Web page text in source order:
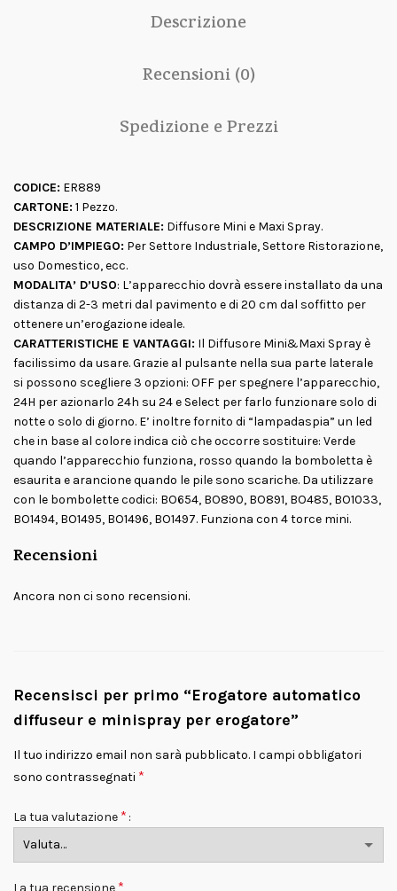
Descrizione
Recensioni (0)
Spedizione e Prezzi
CODICE: ER889
CARTONE: 1 Pezzo.
DESCRIZIONE MATERIALE: Diffusore Mini e Maxi Spray.
CAMPO D’IMPIEGO: Per Settore Industriale, Settore Ristorazione,
uso Domestico, ecc.
MODALITA’ D’USO: L’apparecchio dovrà essere installato da una
distanza di 2-3 metri dal pavimento e di 20 cm dal soffitto per
ottenere un’erogazione ideale.
CARATTERISTICHE E VANTAGGI: Il Diffusore Mini&Maxi Spray è
facilissimo da usare. Grazie al pulsante nella sua parte laterale
si possono scegliere 3 opzioni: OFF per spegnere l’apparecchio,
24H per azionarlo 24h su 24 e Select per farlo funzionare solo di
notte o solo di giorno. E’ inoltre fornito di “lampadaspia” un led
che in base al colore indica ciò che occorre sostituire: Verde
quando l’apparecchio funziona, rosso quando la bomboletta è
esaurita e arancione quando le pile sono scariche. Da utilizzare
con le bombolette codici: BO654, BO890, BO891, BO485, BO1033,
BO1494, BO1495, BO1496, BO1497. Funziona con 4 torce mini.
Recensioni
Ancora non ci sono recensioni.
Recensisci per primo “Erogatore automatico
diffuseur e minispray per erogatore”
Il tuo indirizzo email non sarà pubblicato. I campi obbligatori
sono contrassegnati *
La tua valutazione *
La tua recensione *